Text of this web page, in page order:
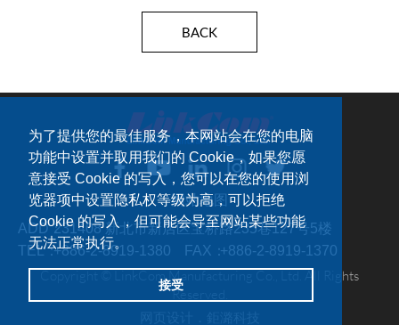
为了提供您的最佳服务，本网站会在您的电脑
功能中设置并取用我们的 Cookie，如果您愿
意接受 Cookie 的写入，您可以在您的使用浏
览器项中设置隐私权等级为高，可以拒绝
Cookie 的写入，但可能会导至网站某些功能
无法正常执行。
接受
BACK
网站地图
ADD：231408 新北市新店区宝桥路235巷127号5楼
TEL：+886-2-8919-1380 FAX：+886-2-8919-1370
Copyright © LinkCom Manufacturing Co., Ltd. All Rights
Reserved.